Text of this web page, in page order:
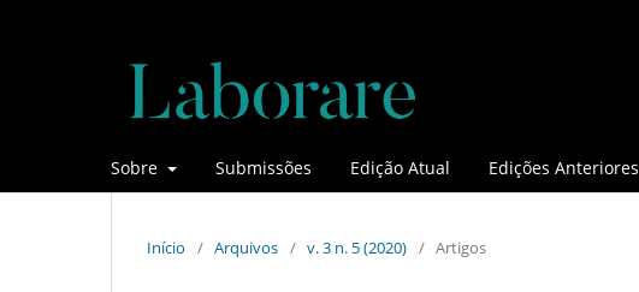
Sobre Submissões Edição Atual Edições Anteriores
Início / Arquivos / v. 3 n. 5 (2020) / Artigos